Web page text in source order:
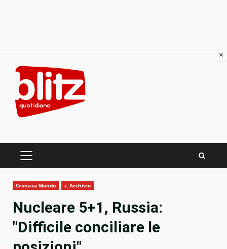
content
PRIMARY
Cronaca Mondo z_Archivio
Nucleare 5+1, Russia:
"Difficile conciliare le
×